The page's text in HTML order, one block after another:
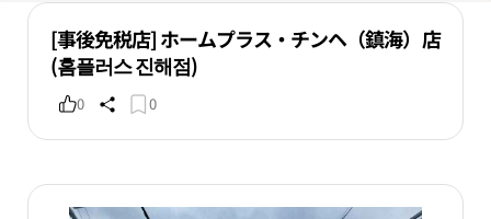
[事後免税店] ホームプラス・チンヘ（鎮海）店
(홈플러스 진해점)
0 0